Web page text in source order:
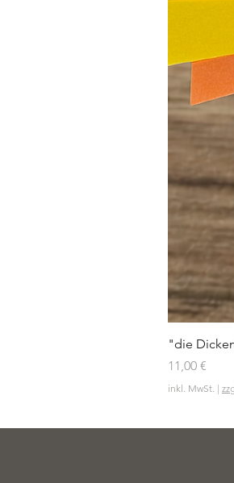
"die
Preis
11,00 €
inkl. MwSt. |